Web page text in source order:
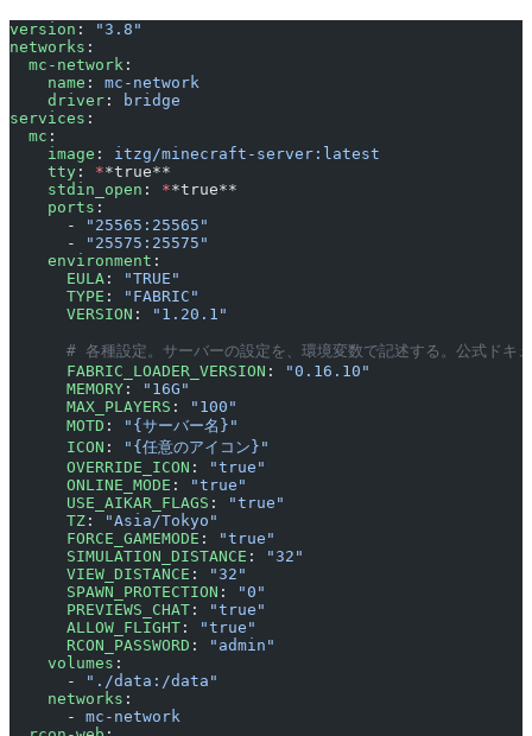
version :
"3.8"
networks :
mc-network :
name : mc-network
driver :
bridge
services :
mc :
image : itzg/minecraft-server:latest
tty : **true**
stdin_open : **true**
ports :
-
"25565:25565"
-
"25575:25575"
environment :
EULA :
"TRUE"
TYPE :
"FABRIC"
VERSION : "1.20.1"
# 各種設定。サーバーの設定を、環境変数で記述する。公式ドキュ
FABRIC_LOADER_VERSION :
"0.16.10"
MEMORY :
"16G"
MAX_PLAYERS :
"100"
MOTD :
"{サーバー名}"
ICON :
"{任意のアイコン}"
OVERRIDE_ICON :
"true"
ONLINE_MODE :
"true"
USE_AIKAR_FLAGS :
"true"
TZ :
"Asia/Tokyo"
FORCE_GAMEMODE :
"true"
SIMULATION_DISTANCE :
"32"
VIEW_DISTANCE :
"32"
SPAWN_PROTECTION :
"0"
PREVIEWS_CHAT :
"true"
ALLOW_FLIGHT :
"true"
RCON_PASSWORD :
"admin"
volumes :
-
"./data:/data"
networks :
- mc-network